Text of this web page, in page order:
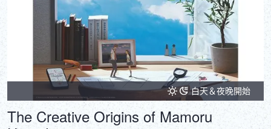
白天＆夜晚開始
The Creative Origins of Mamoru